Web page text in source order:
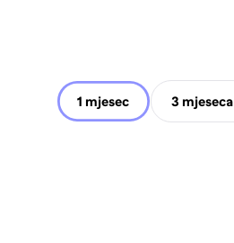
1 mjesec 3 mjeseca